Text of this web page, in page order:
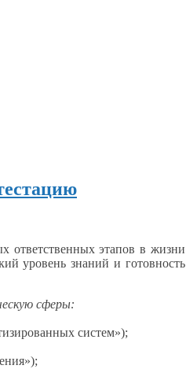
ответственных этаповв жизни
уровень знаний и готовность
сферы:
систем»);